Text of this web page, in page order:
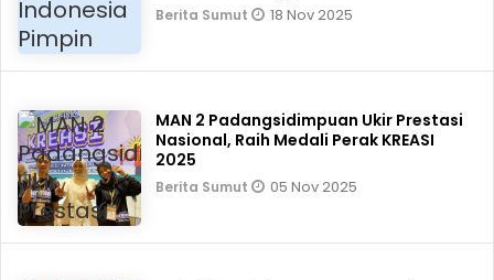
Berita Sumut 18 Nov 2025
MAN 2 Padangsidimpuan Ukir Prestasi
Nasional, Raih Medali Perak KREASI
2025
Berita Sumut 05 Nov 2025